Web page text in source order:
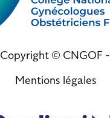
Copyright © CNGOF -
Mentions légales